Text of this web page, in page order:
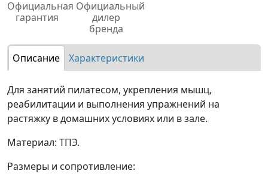
Официальная
гарантия
Официальный
дилер
бренда
Описание Характеристики
Для занятий пилатесом, укрепления мышц,
реабилитации и выполнения упражнений на
растяжку в домашних условиях или в зале.
Материал: ТПЭ.
Размеры и сопротивление: